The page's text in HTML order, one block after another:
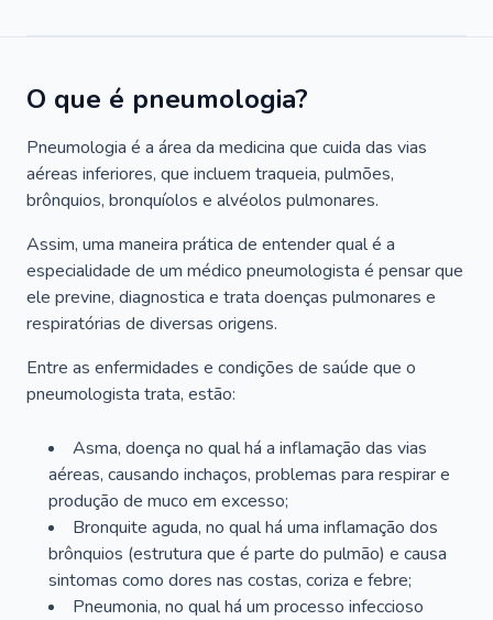
O que é pneumologia?
Pneumologia é a área da medicina que cuida das vias
aéreas inferiores, que incluem traqueia, pulmões,
brônquios, bronquíolos e alvéolos pulmonares.
Assim, uma maneira prática de entender qual é a
especialidade de um médico pneumologista é pensar que
ele previne, diagnostica e trata doenças pulmonares e
respiratórias de diversas origens.
Entre as enfermidades e condições de saúde que o
pneumologista trata, estão:
Asma, doença no qual há a inflamação das vias
aéreas, causando inchaços, problemas para respirar e
produção de muco em excesso;
Bronquite aguda, no qual há uma inflamação dos
brônquios (estrutura que é parte do pulmão) e causa
sintomas como dores nas costas, coriza e febre;
Pneumonia, no qual há um processo infeccioso